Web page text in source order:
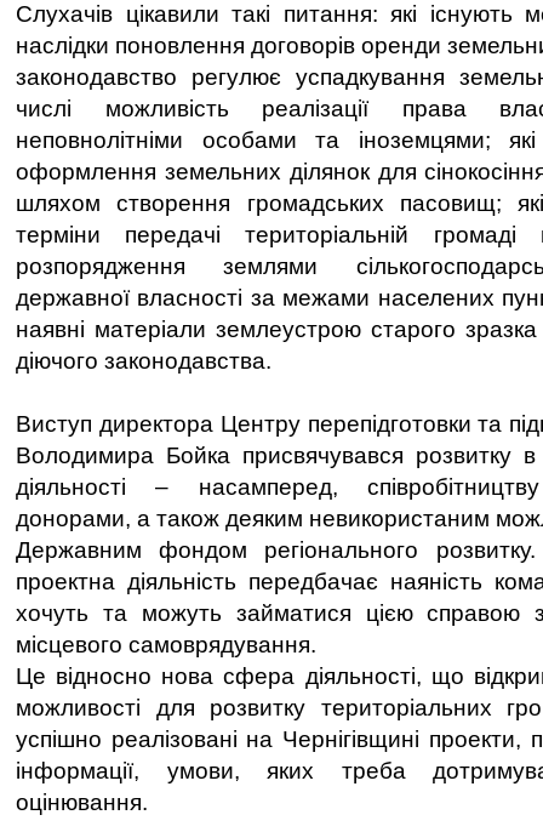
Слухачів цікавили такі питання: які існують
наслідки поновлення договорів оренди
законодавство регулює успадкування
числі можливість реалізації права
неповнолітніми особами та іноземцями;
оформлення земельних ділянок для
шляхом створення громадських пасовищ;
терміни передачі територіальній
розпорядження землями
державної власності за межами населених
наявні матеріали землеустрою старого
діючого законодавства.
Виступ директора Центру перепідготовки та
Володимира Бойка присвячувався розвитку в
діяльності – насамперед,
донорами, а також деяким невикористаним
Державним фондом регіонального
проектна діяльність передбачає наяність
хочуть та можуть займатися цією справою
місцевого самоврядування.
Це відносно нова сфера діяльності, що
можливості для розвитку територіальних
успішно реалізовані на Чернігівщині проекти,
інформації, умови, яких треба
оцінювання.